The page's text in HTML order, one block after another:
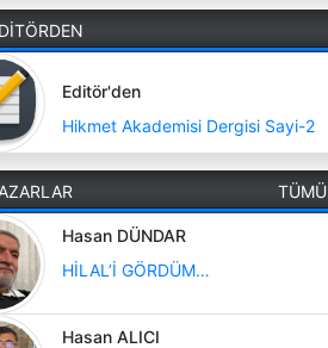
Editör'den
Hikmet Akademisi Dergisi Sayi-2
TÜMÜ
Hasan DÜNDAR
HİLAL’İ GÖRDÜM…
Hasan ALICI